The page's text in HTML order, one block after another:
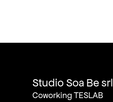
Studio Soa Be srl
Coworking TESLAB